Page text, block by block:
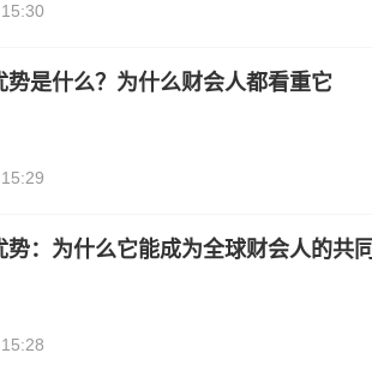
是什么？为什么财会人都看重它
：为什么它能成为全球财会人的共